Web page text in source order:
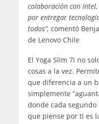
colaboración con
por entregar
todos”, comentó
de Lenovo Chile
El Yoga Slim 7i no
cosas a la vez.
que diferencia a un
simplemente
donde cada
que piense por ti es